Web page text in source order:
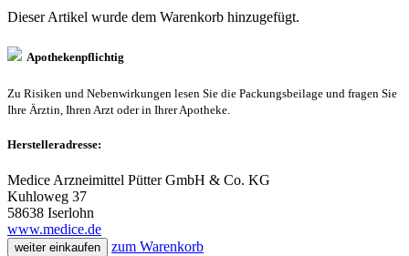
Dieser Artikel wurde dem Warenkorb hinzugefügt.
Apothekenpflichtig
Zu Risiken und Nebenwirkungen lesen Sie die Packungsbeilage und fragen Sie
Ihre Ärztin, Ihren Arzt oder in Ihrer Apotheke.
Herstelleradresse:
Medice Arzneimittel Pütter GmbH & Co. KG
Kuhloweg 37
58638 Iserlohn
www.medice.de
weiter einkaufen zum Warenkorb